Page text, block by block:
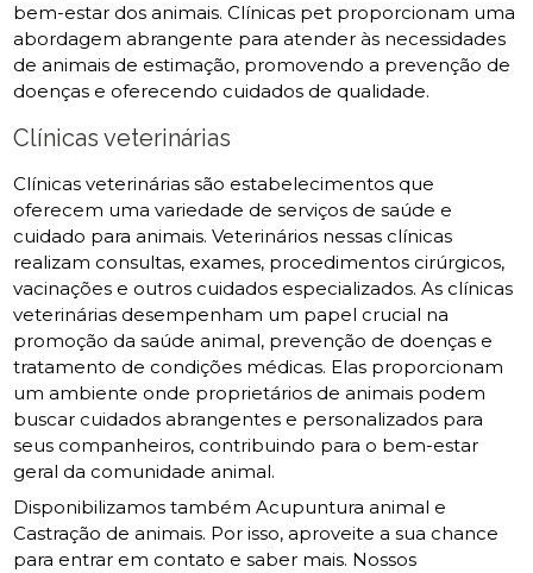
bem-estar dos animais. Clínicas pet proporcionam uma
abordagem abrangente para atender às necessidades
de animais de estimação, promovendo a prevenção de
doenças e oferecendo cuidados de qualidade.
Clínicas veterinárias
Clínicas veterinárias são estabelecimentos que
oferecem uma variedade de serviços de saúde e
cuidado para animais. Veterinários nessas clínicas
realizam consultas, exames, procedimentos cirúrgicos,
vacinações e outros cuidados especializados. As clínicas
veterinárias desempenham um papel crucial na
promoção da saúde animal, prevenção de doenças e
tratamento de condições médicas. Elas proporcionam
um ambiente onde proprietários de animais podem
buscar cuidados abrangentes e personalizados para
seus companheiros, contribuindo para o bem-estar
geral da comunidade animal.
Disponibilizamos também Acupuntura animal e
Castração de animais. Por isso, aproveite a sua chance
para entrar em contato e saber mais. Nossos